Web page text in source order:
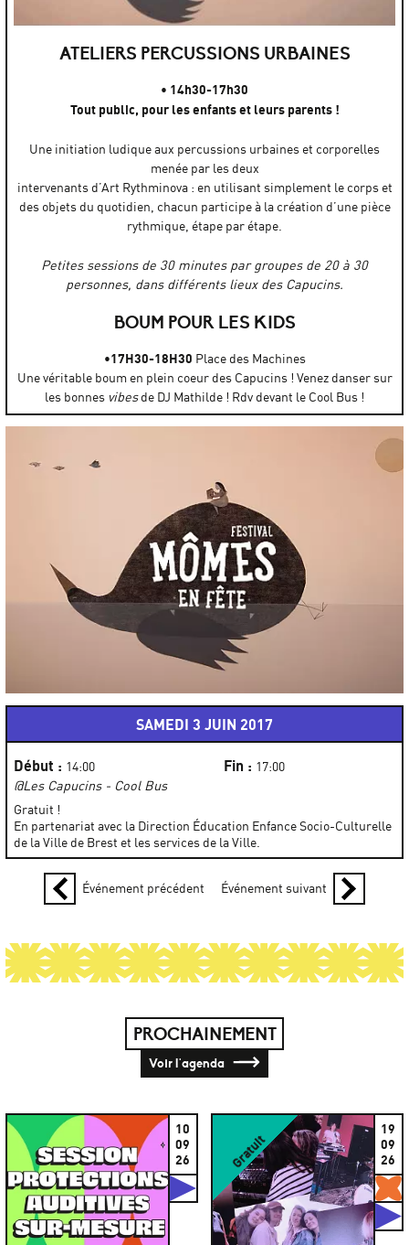
Label Caravan (Label Caravan)
ATELIERS PERCUSSIONS URBAINES
• 14h30-17h30
Tout public, pour les enfants et leurs parents !
Une initiation ludique aux percussions urbaines et corporelles
menée par les deux
intervenants d’Art Rythminova : en utilisant simplement le corps et
des objets du quotidien, chacun participe à la création d’une pièce
rythmique, étape par étape.
Petites sessions de 30 minutes par groupes de 20 à 30
personnes, dans différents lieux des Capucins.
BOUM POUR LES KIDS
•17H30-18H30 Place des Machines
Une véritable boum en plein coeur des Capucins ! Venez danser sur
les bonnes vibesde DJ Mathilde ! Rdv devant le Cool Bus !
SAMEDI 3 JUIN 2017
Début : 14:00 Fin : 17:00
@Les Capucins - Cool Bus
Gratuit !
En partenariat avec la Direction Éducation Enfance Socio-Culturelle
de la Ville de Brest et les services de la Ville.
Événement précédent Événement suivant
PROCHAINEMENT
Voir l'agenda
10
09
26
Studios
Gratuit
19
09
26